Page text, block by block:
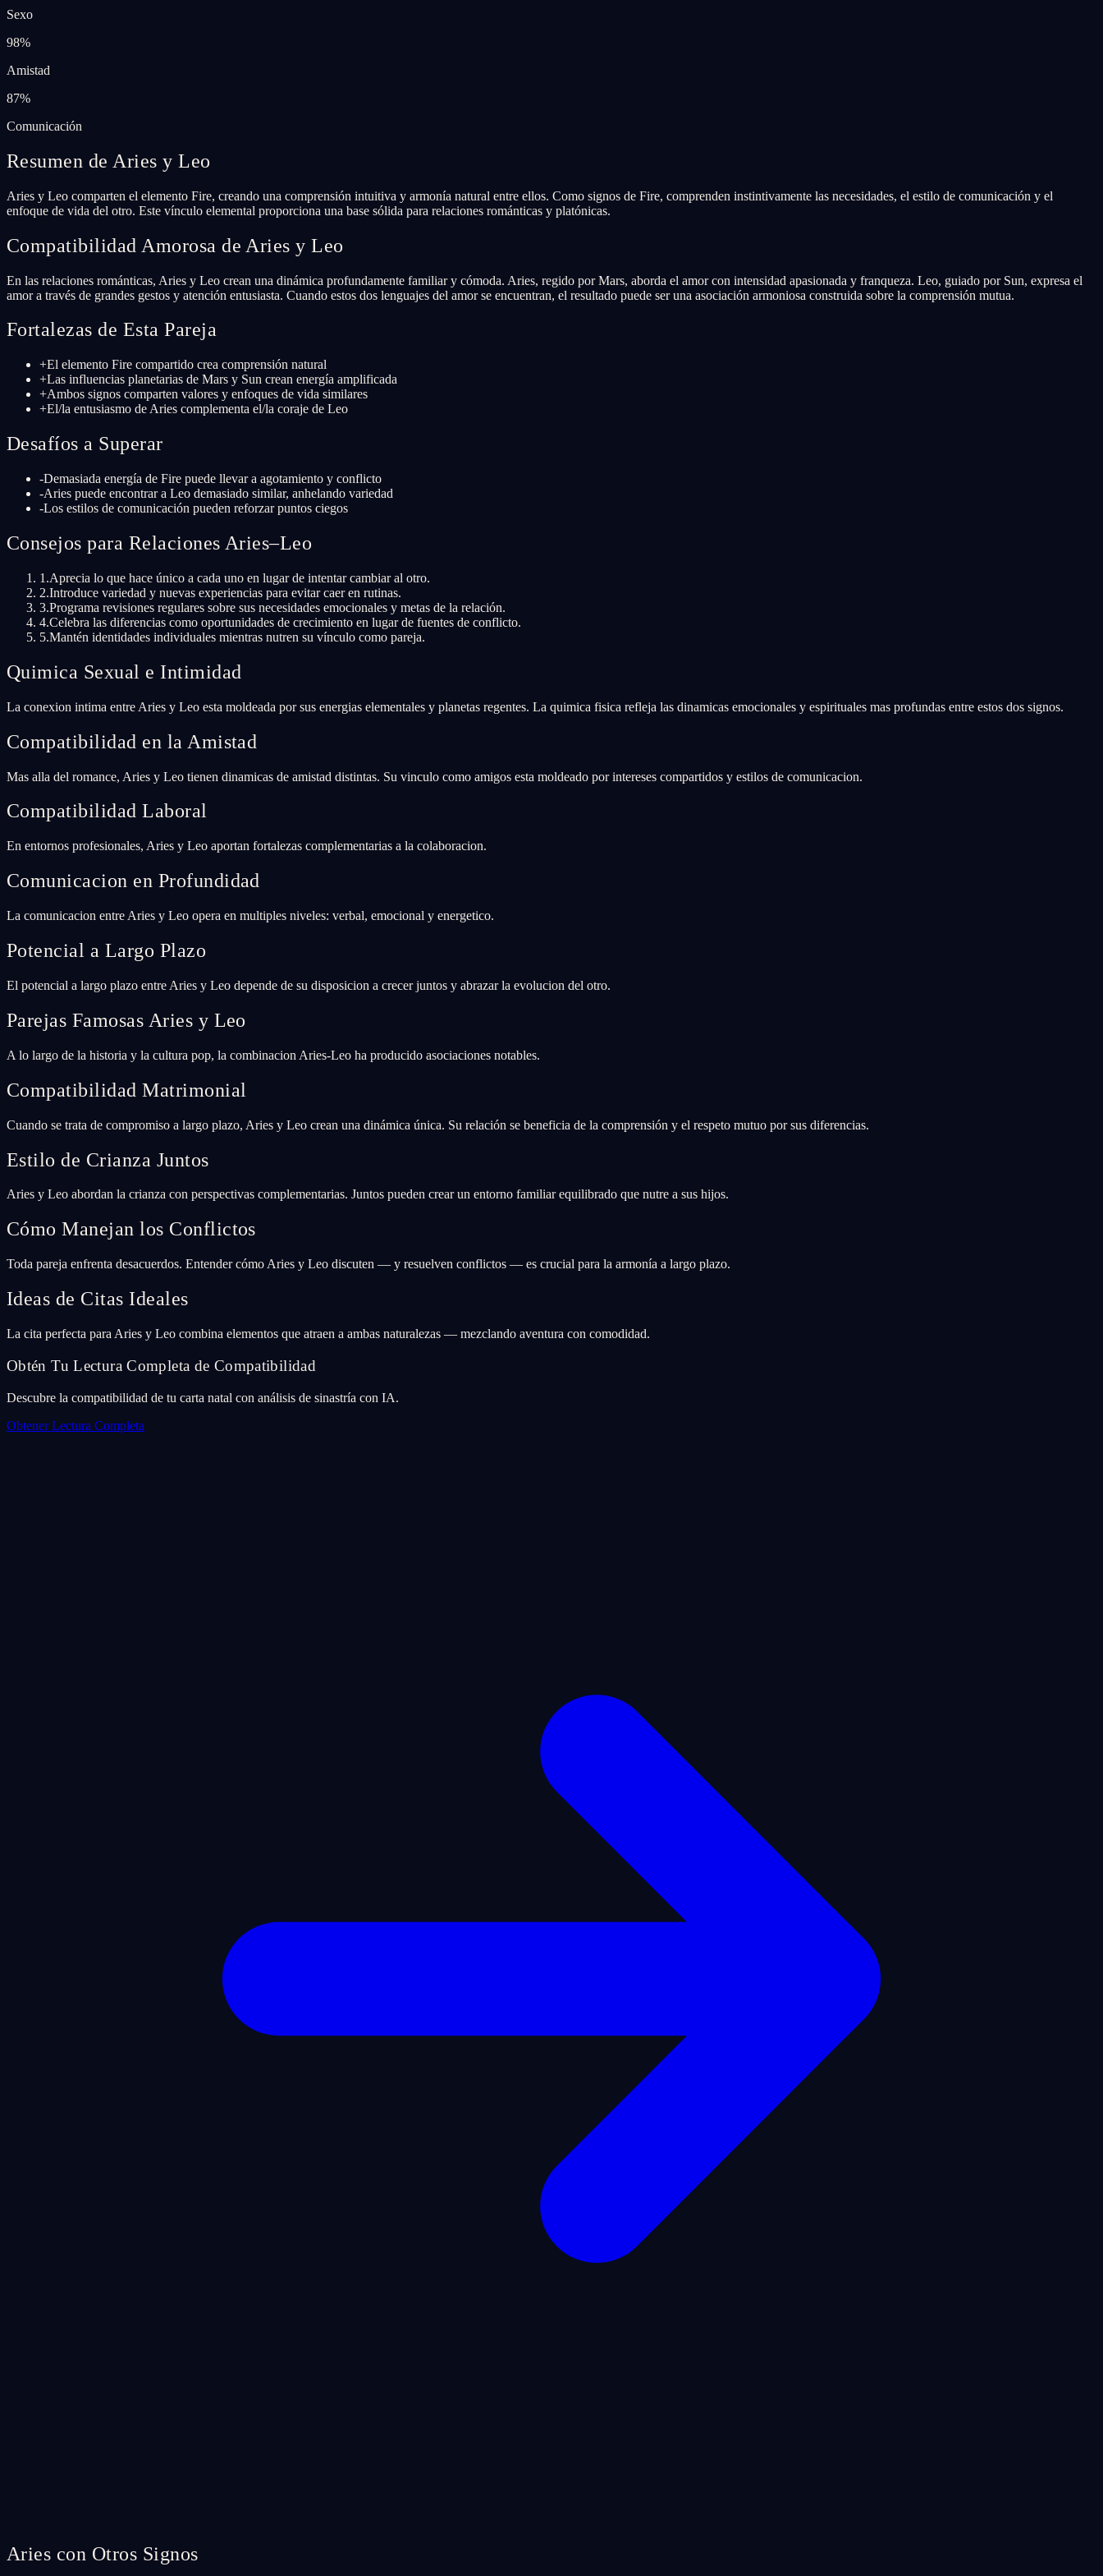
Sexo
98%
Amistad
87%
Comunicación
Resumen de Aries y Leo
Aries y Leo comparten el elemento Fire, creando una comprensión intuitiva y armonía natural entre ellos. Como signos de Fire, comprenden instintivamente las necesidades, el estilo de comunicación y el
enfoque de vida del otro. Este vínculo elemental proporciona una base sólida para relaciones románticas y platónicas.
Compatibilidad Amorosa de Aries y Leo
En las relaciones románticas, Aries y Leo crean una dinámica profundamente familiar y cómoda. Aries, regido por Mars, aborda el amor con intensidad apasionada y franqueza. Leo, guiado por Sun, expresa el
amor a través de grandes gestos y atención entusiasta. Cuando estos dos lenguajes del amor se encuentran, el resultado puede ser una asociación armoniosa construida sobre la comprensión mutua.
Fortalezas de Esta Pareja
+El elemento Fire compartido crea comprensión natural
+Las influencias planetarias de Mars y Sun crean energía amplificada
+Ambos signos comparten valores y enfoques de vida similares
+El/la entusiasmo de Aries complementa el/la coraje de Leo
Desafíos a Superar
-Demasiada energía de Fire puede llevar a agotamiento y conflicto
-Aries puede encontrar a Leo demasiado similar, anhelando variedad
-Los estilos de comunicación pueden reforzar puntos ciegos
Consejos para Relaciones Aries–Leo
1 .Aprecia lo que hace único a cada uno en lugar de intentar cambiar al otro.
2.Introduce variedad y nuevas experiencias para evitar caer en rutinas.
3.Programa revisiones regulares sobre sus necesidades emocionales y metas de la relación.
4.Celebra las diferencias como oportunidades de crecimiento en lugar de fuentes de conflicto.
5.Mantén identidades individuales mientras nutren su vínculo como pareja.
Quimica Sexual e Intimidad
La conexion intima entre Aries y Leo esta moldeada por sus energias elementales y planetas regentes. La quimica fisica refleja las dinamicas emocionales y espirituales mas profundas entre estos dos signos.
Compatibilidad en la Amistad
Mas alla del romance, Aries y Leo tienen dinamicas de amistad distintas. Su vinculo como amigos esta moldeado por intereses compartidos y estilos de comunicacion.
Compatibilidad Laboral
En entornos profesionales, Aries y Leo aportan fortalezas complementarias a la colaboracion.
Comunicacion en Profundidad
La comunicacion entre Aries y Leo opera en multiples niveles: verbal, emocional y energetico.
Potencial a Largo Plazo
El potencial a largo plazo entre Aries y Leo depende de su disposicion a crecer juntos y abrazar la evolucion del otro.
Parejas Famosas Aries y Leo
A lo largo de la historia y la cultura pop, la combinacion Aries-Leo ha producido asociaciones notables.
Compatibilidad Matrimonial
Cuando se trata de compromiso a largo plazo, Aries y Leo crean una dinámica única. Su relación se beneficia de la comprensión y el respeto mutuo por sus diferencias.
Estilo de Crianza Juntos
Aries y Leo abordan la crianza con perspectivas complementarias. Juntos pueden crear un entorno familiar equilibrado que nutre a sus hijos.
Cómo Manejan los Conflictos
Toda pareja enfrenta desacuerdos. Entender cómo Aries y Leo discuten — y resuelven conflictos — es crucial para la armonía a largo plazo.
Ideas de Citas Ideales
La cita perfecta para Aries y Leo combina elementos que atraen a ambas naturalezas — mezclando aventura con comodidad.
Obtén Tu Lectura Completa de Compatibilidad
Descubre la compatibilidad de tu carta natal con análisis de sinastría con IA.
Obtener Lectura Completa
Aries con Otros Signos